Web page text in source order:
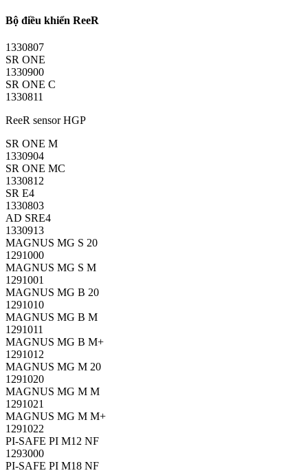
Bộ điều khiển ReeR
1330807
SR ONE
1330900
SR ONE C
1330811
ReeR sensor HGP
SR ONE M
1330904
SR ONE MC
1330812
SR E4
1330803
AD SRE4
1330913
MAGNUS MG S 20
1291000
MAGNUS MG S M
1291001
MAGNUS MG B 20
1291010
MAGNUS MG B M
1291011
MAGNUS MG B M+
1291012
MAGNUS MG M 20
1291020
MAGNUS MG M M
1291021
MAGNUS MG M M+
1291022
PI-SAFE PI M12 NF
1293000
PI-SAFE PI M18 NF